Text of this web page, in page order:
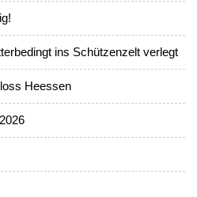
ins Schützenzelt verlegt
Heessen